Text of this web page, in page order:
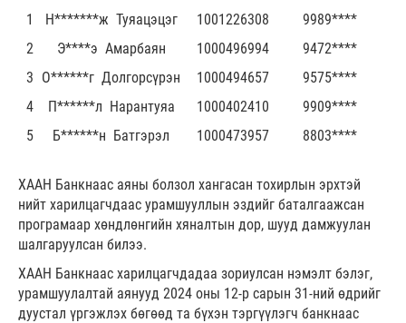
1
Н*******ж Туяацэцэг 1001226308
9989****
2
Э****э Амарбаян 1000496994
9472****
3 О******г Долгорсүрэн 1000494657
9575****
4
П******л Нарантуяа 1000402410
9909****
5
Б******н Батгэрэл 1000473957 8803****
ХААН Банкнаас аяны болзол хангасан тохирлын эрхтэй
нийт харилцагчдаас урамшууллын эздийг баталгаажсан
програмаар хөндлөнгийн хяналтын дор, шууд дамжуулан
шалгаруулсан билээ.
ХААН Банкнаас харилцагчдадаа зориулсан нэмэлт бэлэг,
урамшуулалтай аянууд 2024 оны 12-р сарын 31-ний өдрийг
дуустал үргэжлэх бөгөөд та бүхэн тэргүүлэгч банкнаас